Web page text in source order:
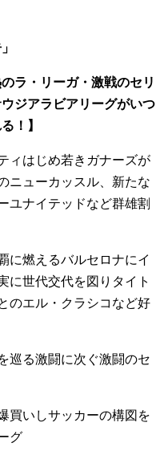
ラ・リーガ・激戦のセリ
ジアラビアリーグがいつ
！】
ィはじめ若きガナーズが
ニューカッスル、新たな
ユナイテッドなど群雄割
に燃えるバルセロナにイ
に世代交代を図りタイト
のエル・クラシコなど好
巡る激闘に次ぐ激闘のセ
買いしサッカーの構図を
グ